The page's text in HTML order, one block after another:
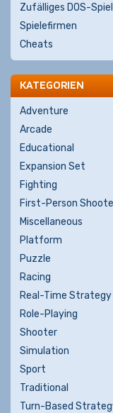
Zufälliges DOS-Spiel
Spielefirmen
Cheats
KATEGORIEN
Adventure
Arcade
Educational
Expansion Set
Fighting
First-Person
Miscellaneous
Platform
Puzzle
Racing
Real-Time Strategy
Role-Playing
Shooter
Simulation
Sport
Traditional
Turn-Based